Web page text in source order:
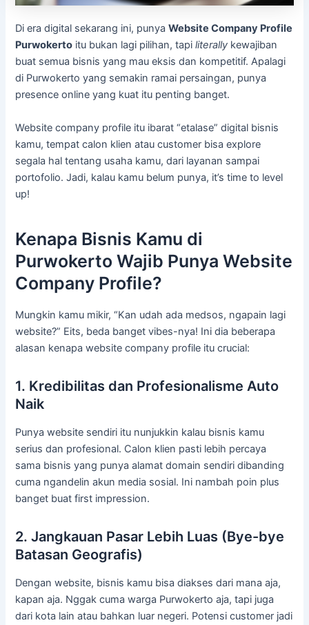
Di era digital sekarang ini, punyaWebsite Company Profile
Purwokerto itu bukan lagi pilihan, tapiliterally kewajiban
buat semua bisnis yang mau eksis dan kompetitif. Apalagi
di Purwokerto yang semakin ramai persaingan, punya
presence online yang kuat itu penting banget.
Website company profile itu ibarat “etalase” digital bisnis
kamu, tempat calon klien atau customer bisa explore
segala hal tentang usaha kamu, dari layanan sampai
portofolio. Jadi, kalau kamu belum punya, it’s time to level
up!
Kenapa Bisnis Kamu di
Purwokerto Wajib Punya Website
Company Profile?
Mungkin kamu mikir, “Kan udah ada medsos, ngapain lagi
website?” Eits, beda banget vibes-nya! Ini dia beberapa
alasan kenapa website company profile itu crucial:
1. Kredibilitas dan Profesionalisme Auto
Naik
Punya website sendiri itu nunjukkin kalau bisnis kamu
serius dan profesional. Calon klien pasti lebih percaya
sama bisnis yang punya alamat domain sendiri dibanding
cuma ngandelin akun media sosial. Ini nambah poin plus
banget buat first impression.
2. Jangkauan Pasar Lebih Luas (Bye-bye
Batasan Geografis)
Dengan website, bisnis kamu bisa diakses dari mana aja,
kapan aja. Nggak cuma warga Purwokerto aja, tapi juga
dari kota lain atau bahkan luar negeri. Potensi customer jadi